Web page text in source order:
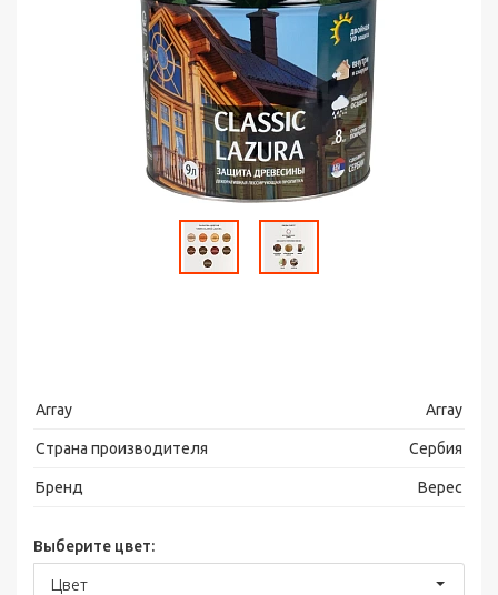
Array Array
Страна производителя Сербия
Бренд Верес
Выберите цвет:
Цвет